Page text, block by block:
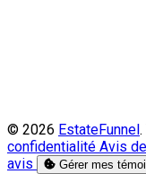
© 2026 EstateFunnel
confidentialité Avis
avis
Gérer mes